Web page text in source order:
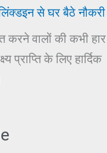
से घर बैठे नौकरी
करने वालों की कभी हार
प्राप्ति के लिए हार्दिक